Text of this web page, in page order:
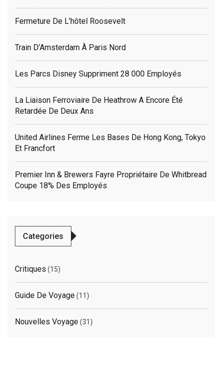
Fermeture De L’hôtel Roosevelt
Train D’Amsterdam À Paris Nord
Les Parcs Disney Suppriment 28 000 Employés
La Liaison Ferroviaire De Heathrow A Encore Été
Retardée De Deux Ans
United Airlines Ferme Les Bases De Hong Kong, Tokyo
Et Francfort
Premier Inn & Brewers Fayre Propriétaire De Whitbread
Coupe 18% Des Employés
Categories
Critiques (15)
Guide De Voyage(11)
Nouvelles Voyage(31)